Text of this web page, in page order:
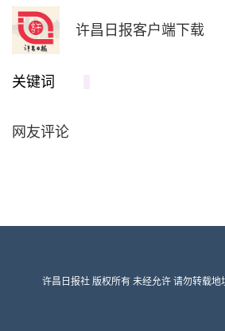
许昌日报客户端下载
关键词
网友评论
许昌日报社 版权所有 未经允许 请勿转载地